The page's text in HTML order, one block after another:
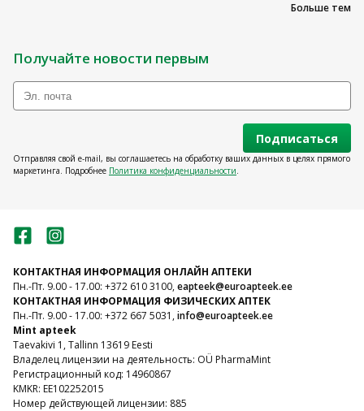
Больше тем
Получайте новости первым
Подписаться
Отправляя свой e-mail, вы соглашаетесь на обработку ваших данных в целях прямого
маркетинга. Подробнее Политика конфиденциальности.
КОНТАКТНАЯ ИНФОРМАЦИЯ ОНЛАЙН АПТЕКИ
Пн.-Пт. 9.00 - 17.00: +372 610 3100,eapteek@euroapteek.ee
КОНТАКТНАЯ ИНФОРМАЦИЯ ФИЗИЧЕСКИХ АПТЕК
Пн.-Пт. 9.00 - 17.00: +372 667 5031,info@euroapteek.ee
Mint apteek
Taevakivi 1, Tallinn 13619 Eesti
Владелец лицензии на деятельность: OÜ PharmaMint
Регистрационный код: 14960867
KMKR: EE102252015
Номер действующей лицензии: 885